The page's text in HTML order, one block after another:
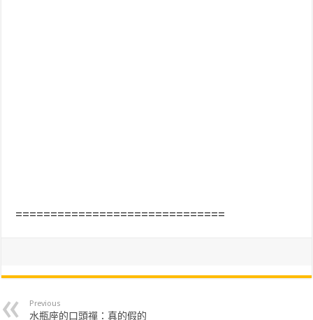
==============================
Previous
水瓶座的口頭禪：真的假的